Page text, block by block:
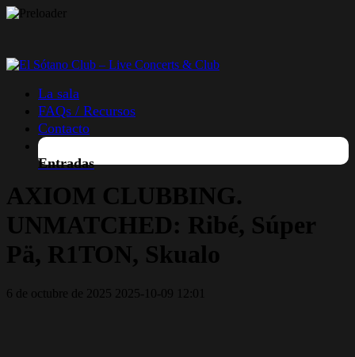
La sala
FAQs / Recursos
Contacto
Entradas
AXIOM CLUBBING.
UNMATCHED: Ribé, Súper
Pä, R1TON, Skualo
6 de octubre de 2025 2025-10-09 12:01